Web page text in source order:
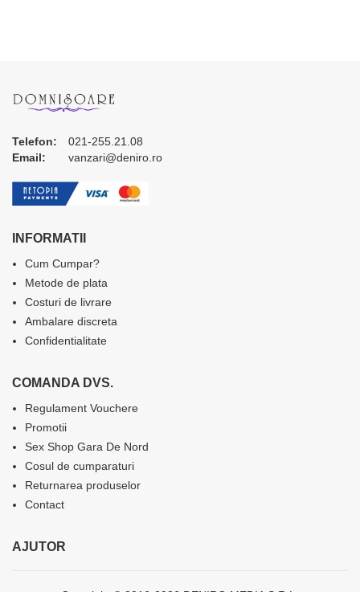
Telefon:
021-255.21.08
Email:
vanzari@deniro.ro
INFORMATII
Cum Cumpar?
Metode de plata
Costuri de livrare
Ambalare discreta
Confidentialitate
COMANDA DVS.
Regulament Vouchere
Promotii
Sex Shop Gara De Nord
Cosul de cumparaturi
Returnarea produselor
Contact
AJUTOR